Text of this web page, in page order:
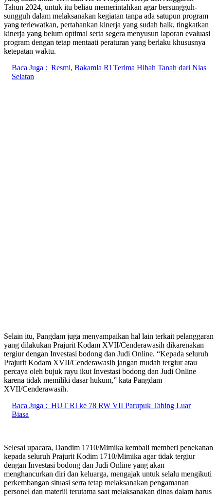
Tahun 2024, untuk itu beliau memerintahkan agar bersungguh-
sungguh dalam melaksanakan kegiatan tanpa ada satupun program
yang terlewatkan, pertahankan kinerja yang sudah baik, tingkatkan
kinerja yang belum optimal serta segera menyusun laporan evaluasi
program dengan tetap mentaati peraturan yang berlaku khususnya
ketepatan waktu.
Baca Juga : Resmi, Bakamla RI Terima Hibah Tanah dari Nias
Selatan
Selain itu, Pangdam juga menyampaikan hal lain terkait pelanggaran
yang dilakukan Prajurit Kodam XVII/Cenderawasih dikarenakan
tergiur dengan Investasi bodong dan Judi Online. “Kepada seluruh
Prajurit Kodam XVII/Cenderawasih jangan mudah tergiur atau
percaya oleh bujuk rayu ikut Investasi bodong dan Judi Online
karena tidak memiliki dasar hukum,” kata Pangdam
XVII/Cenderawasih.
Baca Juga : HUT RI ke 78 RW VII Parupuk Tabing Luar
Biasa
Selesai upacara, Dandim 1710/Mimika kembali memberi penekanan
kepada seluruh Prajurit Kodim 1710/Mimika agar tidak tergiur
dengan Investasi bodong dan Judi Online yang akan
menghancurkan diri dan keluarga, mengajak untuk selalu mengikuti
perkembangan situasi serta tetap melaksanakan pengamanan
personel dan materiil terutama saat melaksanakan dinas dalam harus